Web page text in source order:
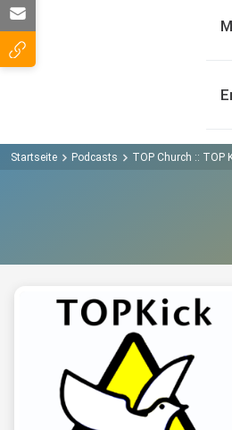
Startseite Podcasts TOP Church :: TOP